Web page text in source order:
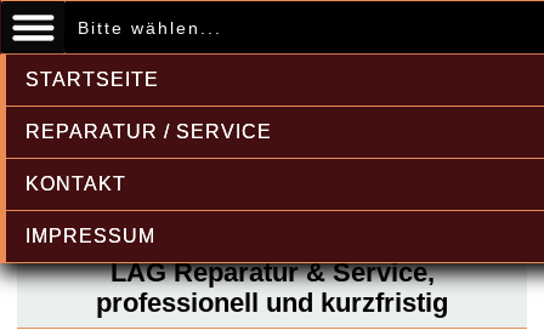
Bitte wählen...
STARTSEITE
REPARATUR / SERVICE
KONTAKT
IMPRESSUM
LAG Reparatur & Service,
professionell und kurzfristig